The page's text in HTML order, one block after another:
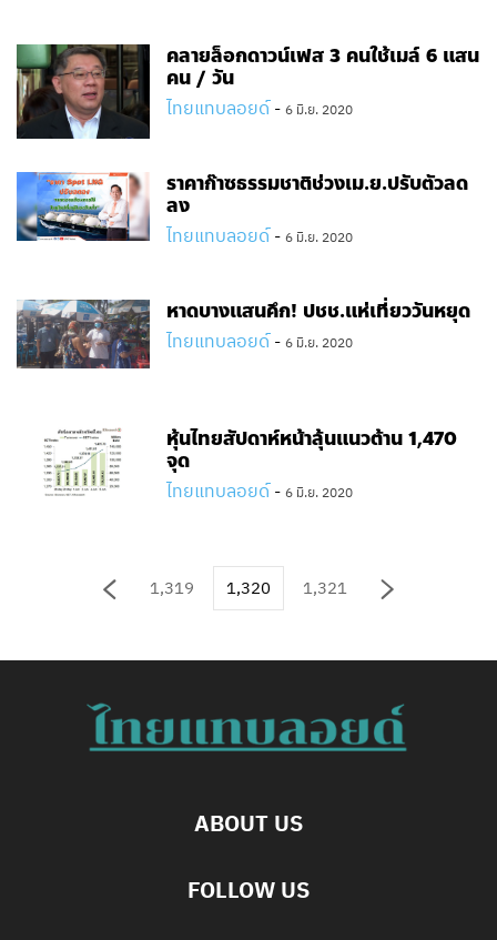
คลายล็อกดาวน์เฟส 3 คนใช้เมล์ 6 แสน
คน / วัน
ไทยแทบลอยด์ - 6 มิ.ย. 2020
ราคาก๊าซธรรมชาติช่วงเม.ย.ปรับตัวลด
ลง
ไทยแทบลอยด์ - 6 มิ.ย. 2020
หาดบางแสนคึก! ปชช.แห่เที่ยววันหยุด
ไทยแทบลอยด์ - 6 มิ.ย. 2020
หุ้นไทยสัปดาห์หน้าลุ้นแนวต้าน 1,470
จุด
ไทยแทบลอยด์ - 6 มิ.ย. 2020
1,319 1,320 1,321
ABOUT US
FOLLOW US